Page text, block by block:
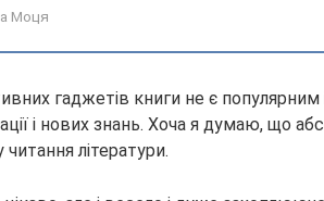
Моця
гаджетів книги не є
і нових знань. Хоча я думаю, що
літератури.